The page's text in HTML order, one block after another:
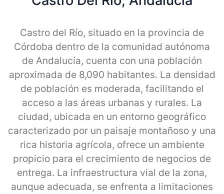
Castro del Río, situado en la provincia de
Córdoba dentro de la comunidad autónoma
de Andalucía, cuenta con una población
aproximada de 8,090 habitantes. La densidad
de población es moderada, facilitando el
acceso a las áreas urbanas y rurales. La
ciudad, ubicada en un entorno geográfico
caracterizado por un paisaje montañoso y una
rica historia agrícola, ofrece un ambiente
propicio para el crecimiento de negocios de
entrega. La infraestructura vial de la zona,
aunque adecuada, se enfrenta a limitaciones